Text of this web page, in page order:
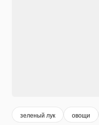
зеленый лук овощи